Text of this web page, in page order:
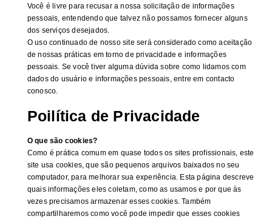
Você é livre para recusar a nossa solicitação de informações
pessoais, entendendo que talvez não possamos fornecer alguns
dos serviços desejados.
O uso continuado de nosso site será considerado como aceitação
de nossas práticas em torno de privacidade e informações
pessoais. Se você tiver alguma dúvida sobre como lidamos com
dados do usuário e informações pessoais, entre em contacto
conosco.
Poilítica de Privacidade
O que são cookies?
Como é prática comum em quase todos os sites profissionais, este
site usa cookies, que são pequenos arquivos baixados no seu
computador, para melhorar sua experiência. Esta página descreve
quais informações eles coletam, como as usamos e por que às
vezes precisamos armazenar esses cookies. Também
compartilharemos como você pode impedir que esses cookies